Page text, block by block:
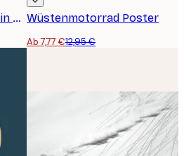
Rosi Feist - Tennisplatz in der Wüste Poster Wüstenmotorrad Poster
Ab 7,77 €12,95 €